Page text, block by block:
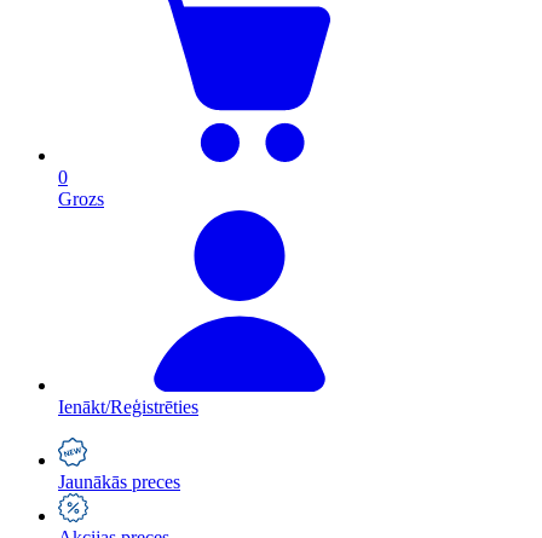
0
Grozs
Ienākt/Reģistrēties
Jaunākās preces